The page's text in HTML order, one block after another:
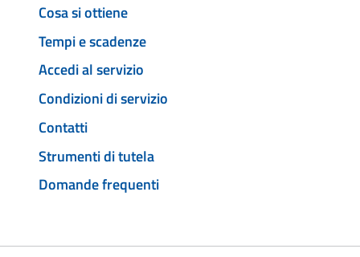
Cosa si ottiene
Tempi e scadenze
Accedi al servizio
Condizioni di servizio
Contatti
Strumenti di tutela
Domande frequenti